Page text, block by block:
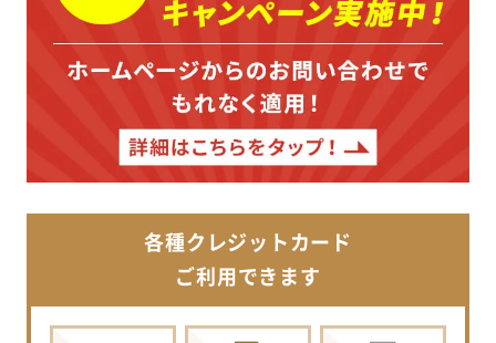
各種クレジットカード
ご利用できます